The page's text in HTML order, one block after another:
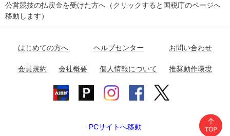
関
東
小田原競輪場
名古屋競輪場 岐阜競輪場 大垣競輪場 豊橋競輪場
富山競輪場 松阪競輪場 四日市競輪場
福井競輪場 奈良競輪場 向日町競輪場
netkeirin
公営競技の払戻金を受けた方へ（クリックすると国税庁のページへ
移動します）
はじめての方へ ヘルプセンター お問い合わせ
会員規約 会社概要 個人情報について 推奨動作環境
PCサイトへ移動